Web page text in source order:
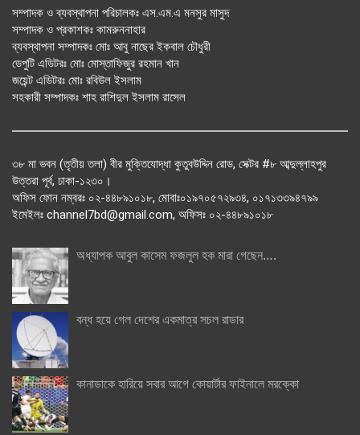
সম্পাদক ও ব্যবস্থাপনা পরিচালকঃ এস.এম.এ মনসুর মাসুদ
সম্পাদক ও প্রকাশকঃ কামরুননাহার
ব্যবস্থাপনা সম্পাদকঃ মোঃ আবু নাছের ইকবাল চৌধুরী
ডেপুটি এডিটরঃ মোঃ মোস্তাফিজুর রহমান খান
জয়েন্ট এডিটরঃ মোঃ রবিউল ইসলাম
সহকারী সম্পাদকঃ শাহ রাশিদুল ইসলাম রাসেল
৩৮ মা ভবন (তৃতীয় তলা) বীর মুক্তিযোদ্ধা কুতুবউদ্দিন রোড, সেক্টর #৮ আব্দুল্লাহপুর
উত্তরা পূর্ব, ঢাকা-১২৩০।
অফিস ফোন নম্বরঃ ০২-৪৪৮৯১০১৮, মোবাঃ০১৯৭০৫৭২৯৩৪, ০১৭১৩৩৯৪৭৯৯
ইমেইলঃ channel7bd@gmail.com, অফিসঃ ০২-৪৪৮৯১০১৮
অধ্যাপক আবুল কাসেম ফজলুল হক মারা গেছেন….
বন্ধ হয়ে গেল দেশের একমাত্র সচল রাডার
কানাডাকে হারিয়ে সবার আগে কোয়ার্টার ফাইনালে মরক্কো